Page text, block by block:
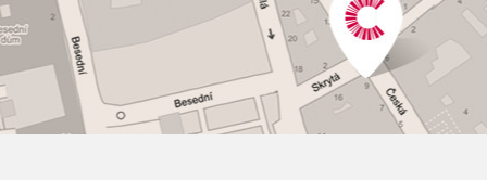
Výrobce: Český rozhlas
Obsahuje:
Etude 1Etude 2Etude 3Etude 4Etude 5Etude 6Etude 7Etude